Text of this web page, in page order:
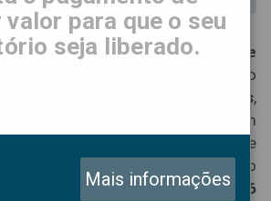
Filho promoveu, no dia
14 de
evento esportivo de 2025 ao
Verão do Circuito das Estações,
, no Pacaembu, em
corrida marcou o encerramento de
contínuo à prática esportiva e ao
colaboradores, reunindo
26
para que o seu
seja liberado.
Mais informações